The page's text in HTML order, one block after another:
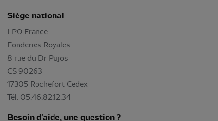
Siège national
LPO France
Fonderies Royales
8 rue du Dr Pujos
CS 90263
17305 Rochefort Cedex
Tél: 05.46.82.12.34
Besoin d'aide, une question ?